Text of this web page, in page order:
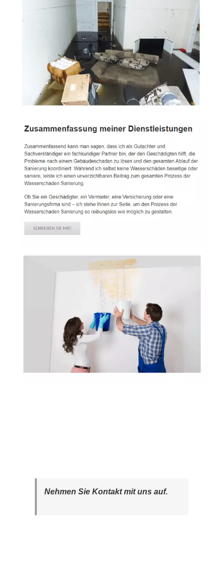
Nehmen Sie Kontakt mit uns auf.